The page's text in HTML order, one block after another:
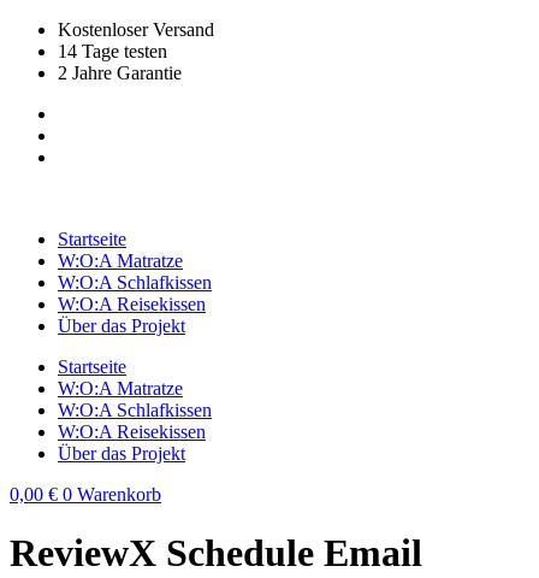
Zum
Inhalt
springen
Kostenloser Versand
14 Tage testen
2 Jahre Garantie
Startseite
W:O:A Matratze
W:O:A Schlafkissen
W:O:A Reisekissen
Über das Projekt
Startseite
W:O:A Matratze
W:O:A Schlafkissen
W:O:A Reisekissen
Über das Projekt
0,00 € 0 Warenkorb
ReviewX Schedule Email